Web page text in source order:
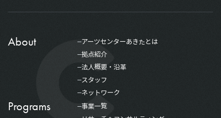
About
アーツセンターあきたとは
拠点紹介
法人概要・沿革
スタッフ
ネットワーク
Programs
事業一覧